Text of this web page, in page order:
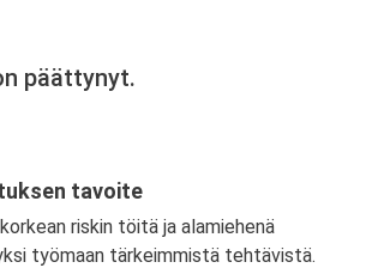
päättynyt.
tavoite
riskin töitä ja alamiehenä
työmaan tärkeimmistä tehtävistä.